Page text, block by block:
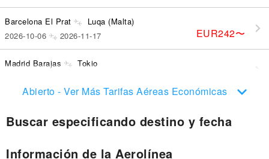
Barcelona El Prat Luqa (Malta)
EUR242〜
2026-10-06 2026-11-17
Madrid Barajas Tokio
Abierto - Ver Más Tarifas Aéreas Económicas
Buscar especificando destino y fecha
Información de la Aerolínea